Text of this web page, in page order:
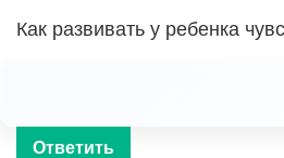
Как развивать у ребенка
Ответить